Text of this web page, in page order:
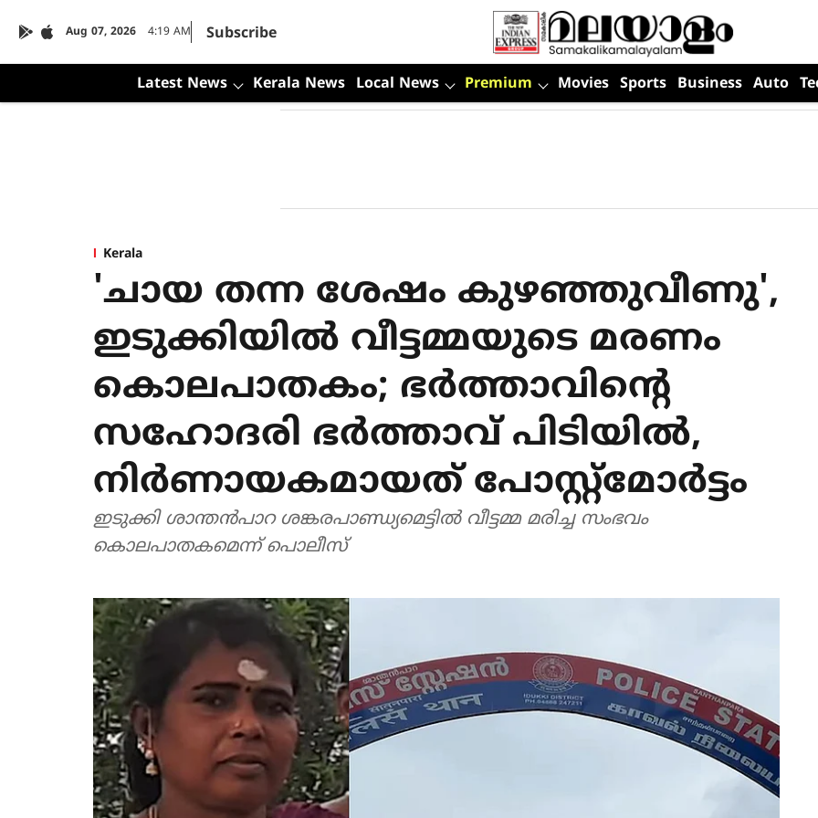
Aug 07, 2026 4:19 AM Subscribe
Latest News Kerala News Local News Premium Movies Sports Business Auto
Kerala
'ചായ തന്ന ശേഷം കുഴഞ്ഞുവീണു',
ഇടുക്കിയില്‍ വീട്ടമ്മയുടെ മരണം
കൊലപാതകം; ഭര്‍ത്താവിന്റെ
സഹോദരി ഭര്‍ത്താവ് പിടിയില്‍,
നിര്‍ണായകമായത് പോസ്റ്റ്‌മോര്‍ട്ടം
ഇടുക്കി ശാന്തന്‍പാറ ശങ്കരപാണ്ഡ്യമെട്ടില്‍ വീട്ടമ്മ മരിച്ച സംഭവം
കൊലപാതകമെന്ന് പൊലീസ്